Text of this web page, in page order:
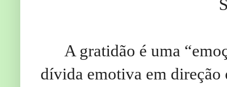
Salmos
A gratidão é uma
dívida emotiva em direção